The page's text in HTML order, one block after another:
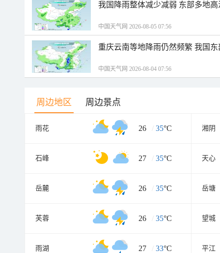
我国降雨整体减少减弱 东部多地
中国天气网 2026-08-05 07:56
重庆云南等地降雨仍然频繁 我国
中国天气网 2026-08-04 07:56
周边地区 周边景点
雨花 26 / 35°C 湘阴
石峰 27 / 35°C 天心
岳麓 26 / 35°C 岳塘
芙蓉 26 / 35°C 望城
雨湖 27 / 33°C 平江